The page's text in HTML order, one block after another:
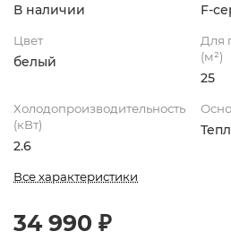
В наличии F-
Цвет
белый
Для
(м²)
25
Холодопроизводительность
(кВт)
2.6
Все характеристики
34 990 ₽